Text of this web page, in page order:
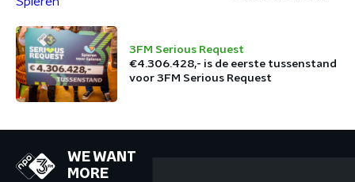
Spieren
3FM Serious Request
€4.306.428,- is de eerste tussenstand
voor 3FM Serious Request
WE WANT
MORE